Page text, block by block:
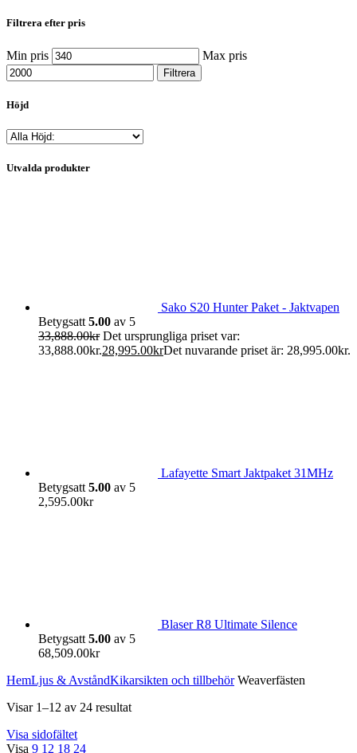
Filtrera efter pris
Min pris Max pris
Filtrera
Höjd
Utvalda produkter
Sako S20 Hunter Paket - Jaktvapen
Betygsatt 5.00 av 5
33,888.00kr Det ursprungliga priset var:
33,888.00kr.28,995.00krDet nuvarande priset är: 28,995.00kr.
Lafayette Smart Jaktpaket 31MHz
Betygsatt 5.00 av 5
2,595.00kr
Blaser R8 Ultimate Silence
Betygsatt 5.00 av 5
68,509.00kr
HemLjus & AvståndKikarsikten och tillbehörWeaverfästen
Visar 1–12 av 24 resultat
Visa sidofältet
Visa 9 12 18 24